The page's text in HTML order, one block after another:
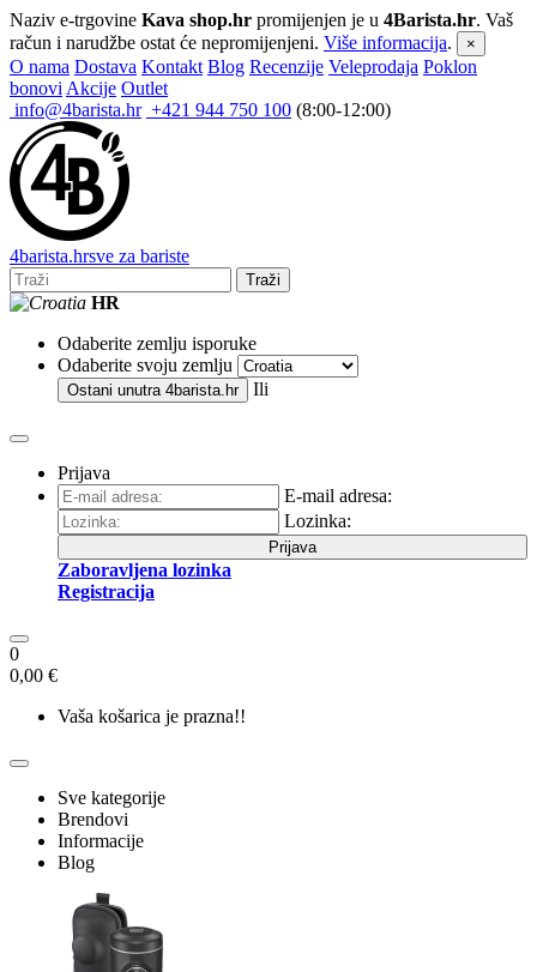
Naziv e-trgovine Kava shop.hr promijenjen je u 4Barista.hr. Vaš
račun i narudžbe ostat će nepromijenjeni. Više informacija. ×
O nama Dostava Kontakt Blog Recenzije Veleprodaja Poklon
bonovi Akcije Outlet
info@4barista.hr +421 944 750 100 (8:00-12:00)
4barista.hrsve za bariste
Traži
HR
Odaberite zemlju isporuke
Odaberite svoju zemlju
Ostani unutra 4barista.hr Ili
Prijava
E-mail adresa:
Lozinka:
Prijava
Zaboravljena lozinka
Registracija
0
0,00 €
Vaša košarica je prazna!!
Sve kategorije
Brendovi
Informacije
Blog